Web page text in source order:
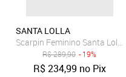
SANTA LOLLA
Scarpin Feminino Santa
R$289,90 - 19%
R$234,99 no Pix